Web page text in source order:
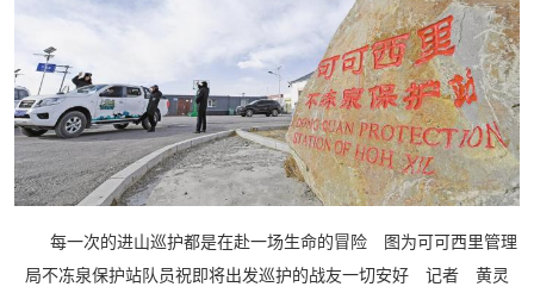
每一次的进山巡护都是在赴一场生命的冒险 图为可可西里管理
局不冻泉保护站队员祝即将出发巡护的战友一切安好 记者 黄灵